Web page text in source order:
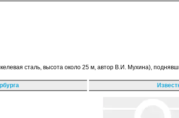
сталь, высота около 25 м, автор В.И. Мухина),